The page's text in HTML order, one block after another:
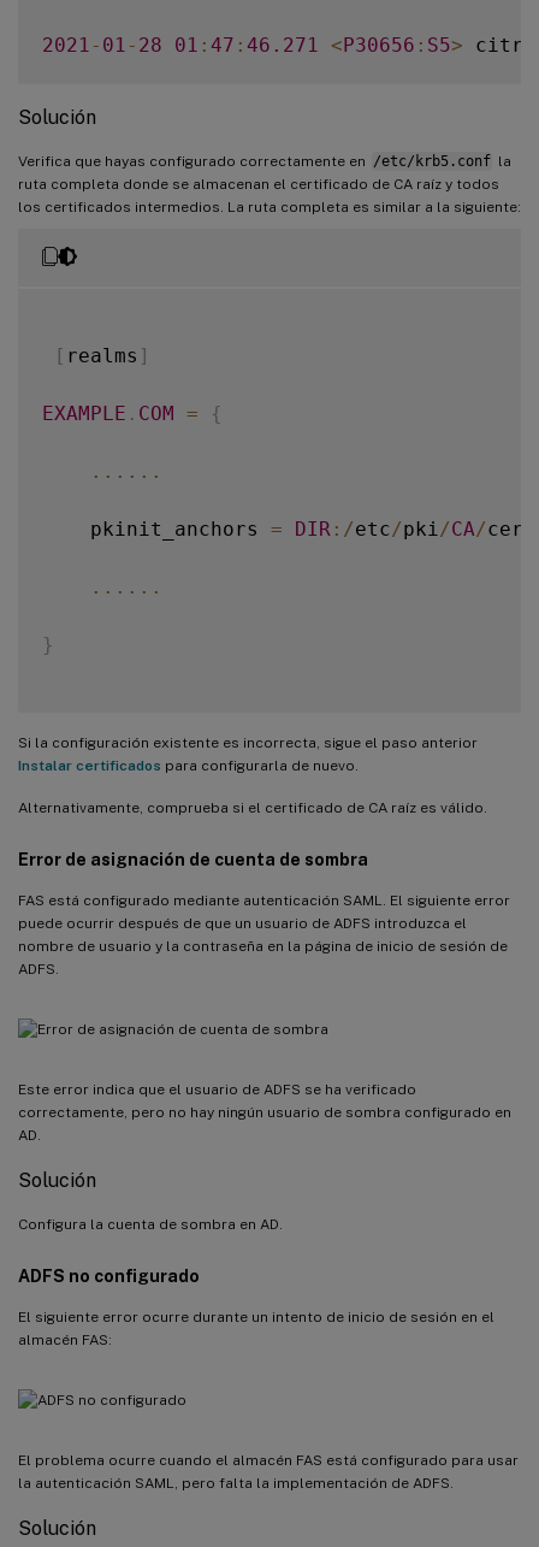
2021 - 01 - 28 01 : 47 : 46.271 <P30656 : S5>
2021- 01-28 01:47 :46.271 <P30656:S5 >
2021-01-28 01:47: 46.271 <P30656:S5 >
Solución
Verifica que hayas configurado correctamente en /etc/krb5.conf la
ruta completa donde se almacenan el certificado de CA raíz y todos
los certificados intermedios. La ruta completa es similar a la siguiente:
[ realms ]
EXAMPLE . COM = {
... ...
    pkinit_anchors
= DIR : /etc/pki /CA/
... ...
}
Si la configuración existente es incorrecta, sigue el paso anterior
Instalar certificados para configurarla de nuevo.
Alternativamente, comprueba si el certificado de CA raíz es válido.
Error de asignación de cuenta de sombra
FAS está configurado mediante autenticación SAML. El siguiente error
puede ocurrir después de que un usuario de ADFS introduzca el
nombre de usuario y la contraseña en la página de inicio de sesión de
ADFS.
Este error indica que el usuario de ADFS se ha verificado
correctamente, pero no hay ningún usuario de sombra configurado en
AD.
Solución
Configura la cuenta de sombra en AD.
ADFS no configurado
El siguiente error ocurre durante un intento de inicio de sesión en el
almacén FAS:
El problema ocurre cuando el almacén FAS está configurado para usar
la autenticación SAML, pero falta la implementación de ADFS.
Solución